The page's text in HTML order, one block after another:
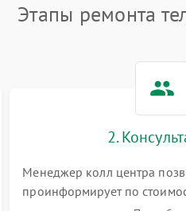
Не работает Face ID
Этапы ремонта
2.
Менеджер колл центра
проинформирует по